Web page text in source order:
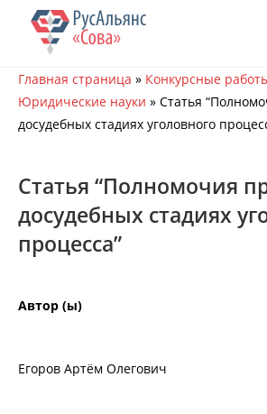
Перейти
содержимому
Главная страница » Конкурсные
Юридические науки » Статья
досудебных стадиях уголовного
Статья “Полномочия
досудебных стадиях
процесса”
Автор (ы)
Егоров Артём Олегович